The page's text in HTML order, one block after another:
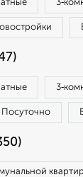
Посуточно